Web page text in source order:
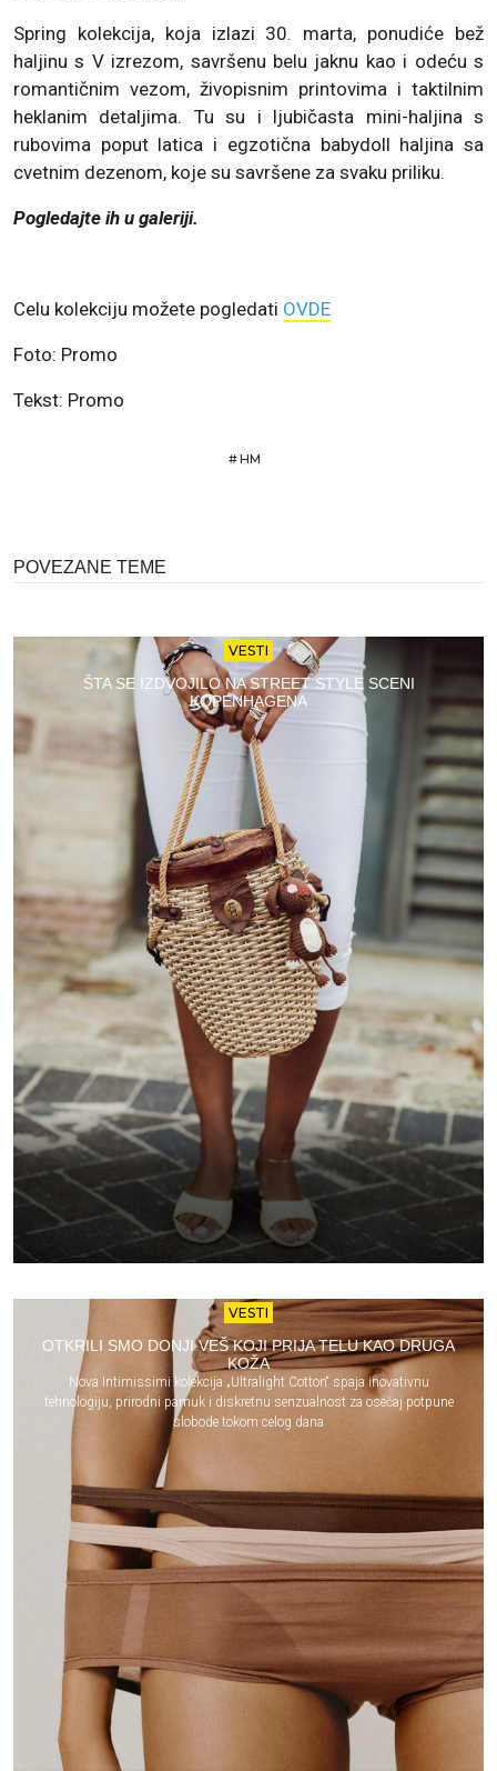
Spring kolekcija, koja izlazi 30. marta, ponudiće bež
haljinu s V izrezom, savršenu belu jaknu kao i odeću s
romantičnim vezom, živopisnim printovima i taktilnim
heklanim detaljima. Tu su i ljubičasta mini-haljina s
rubovima poput latica i egzotična babydoll haljina sa
cvetnim dezenom, koje su savršene za svaku priliku.
Pogledajte ih u galeriji.
Celu kolekciju možete pogledati OVDE
Foto: Promo
Tekst: Promo
#HM
POVEZANE TEME
VESTI
ŠTA SE IZDVOJILO NA STREET STYLE SCENI
KOPENHAGENA
VESTI
OTKRILI SMO DONJI VEŠ KOJI PRIJA TELU KAO DRUGA
KOŽA
Nova Intimissimi kolekcija „Ultralight Cotton“ spaja inovativnu
tehnologiju, prirodni pamuk i diskretnu senzualnost za osećaj potpune
slobode tokom celog dana